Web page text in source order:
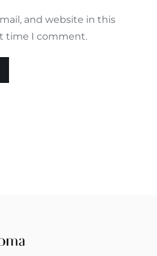
and website in this
time I comment.